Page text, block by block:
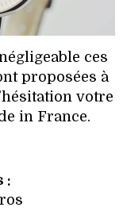
ces
proposées à
votre
in France.
: